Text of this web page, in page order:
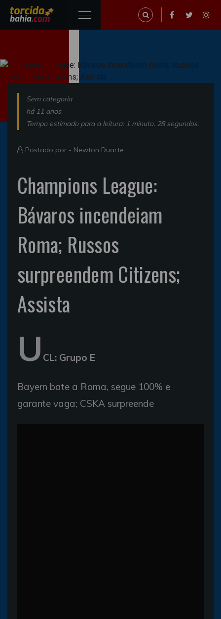
Sem categoria
há 11 anos
Tempo estimado para a leitura: 1 minuto, 28 segundos.
Postado por - Newton Duarte
Champions League:
Bávaros incendeiam
Roma; Russos
surpreendem Citizens;
Assista
U CL: Grupo E
Bayern bate a Roma, segue 100% e
garante vaga; CSKA surpreende